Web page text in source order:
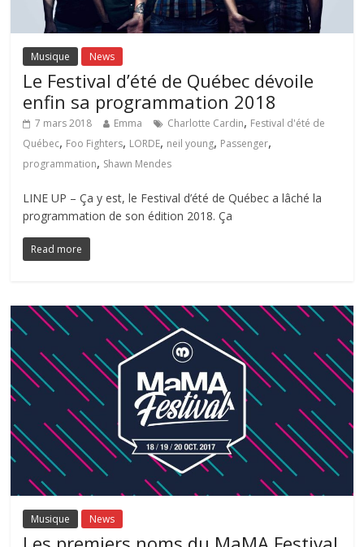
Musique News
Le Festival d’été de Québec dévoile
enfin sa programmation 2018
7 mars 2018 Emma Charlotte Cardin, Festival d'été de
Québec, Foo Fighters, LORDE, neil young, Passenger,
programmation, Shawn Mendes
LINE UP – Ça y est, le Festival d’été de Québec a lâché la
programmation de son édition 2018. Ça
Read more
Musique News